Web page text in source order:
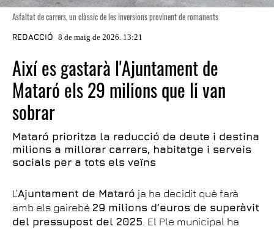
Asfaltat de carrers, un clàssic de les inversions provinent de romanents
REDACCIÓ 8 de maig de 2026. 13:21
Així es gastarà l'Ajuntament de
Mataró els 29 milions que li van
sobrar
Mataró prioritza la reducció de deute i destina
milions a millorar carrers, habitatge i serveis
socials per a tots els veïns
L’Ajuntament de Mataró ja ha decidit què farà
amb els gairebé 29 milions d’euros de superàvit
del pressupost del 2025. El Ple municipal ha